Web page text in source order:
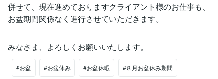
併せて、現在進めておりますクライアント様のお仕事も、
お盆期間関係なく進行させていただきます。
みなさま、よろしくお願いいたします。
#お盆 #お盆休み #お盆休暇 #８月お盆休み期間